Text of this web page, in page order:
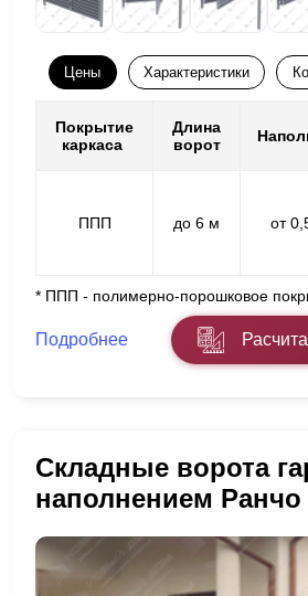
Цены Характеристики
Покрытие
каркаса
Длина
ворот
ППП до 6 м от
* ППП - полимерно-порошковое
Подробнее
Складные ворота
наполнением Ранчо